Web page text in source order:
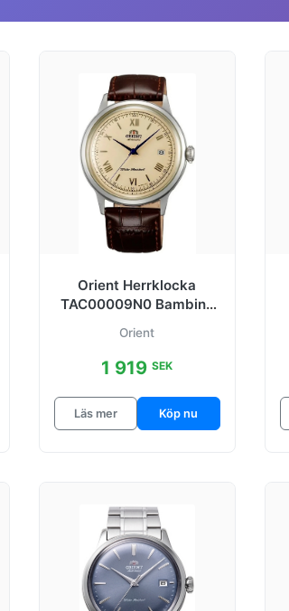
Orient Herrklocka
TAC00009N0 Bambino
Antikvit/Läder
Orient
1 919SEK
Läs mer Köp nu